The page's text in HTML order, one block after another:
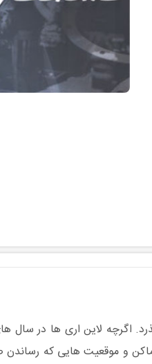
اگرچه لاین اری ها در سال
و موقعیت هایی که